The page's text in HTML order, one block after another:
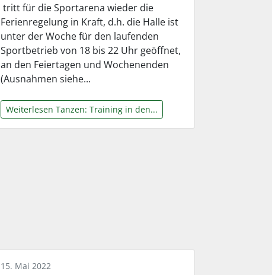
tritt für die Sportarena wieder die
Ferienregelung in Kraft, d.h. die Halle ist
unter der Woche für den laufenden
Sportbetrieb von 18 bis 22 Uhr geöffnet,
an den Feiertagen und Wochenenden
(Ausnahmen siehe...
Weiterlesen Tanzen: Training in den...
15. Mai 2022